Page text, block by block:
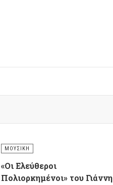
ΜΟΥΣΙΚΉ
«Οι Ελεύθεροι
Πολιορκημένοι» του Γιάννη